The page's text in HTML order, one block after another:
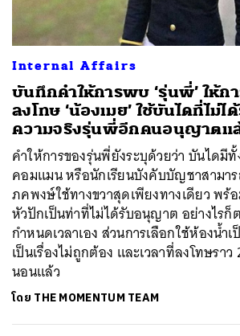
Internal Affairs
บันทึกคำให้การพบ ‘รุ่นพี่’ ให้ก
ลงโทษ ‘น้องเมย’ ใช้บันไดที่ไม่
ความจริงรุ่นพี่อีกคนอนุญาตแ
คำให้การของรุ่นพี่ยังระบุด้วยว่า บันไดมี
คอมแมน หรือนักเรียนบังคับบัญชาสามา
ภคพงษ์ใช้ทางขวาสุดเพียงทางเดียว พร้
หัวปักเป็นท่าที่ไม่ได้รับอนุญาต อย่างไร
กำหนดเวลาเอง ส่วนการเลือกใช้ห้องน้ำ
เป็นเรื่องไม่ถูกต้อง และเวลาที่ลงโทษราว
นอนแล้ว
โดย THE MOMENTUM TEAM
ค้นหา